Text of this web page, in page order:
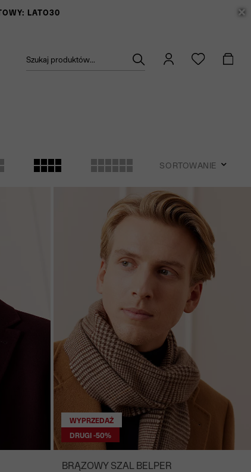
LATO30
Szukaj produktów...
SORTOWANIE
WYPRZEDAŻ
DRUGI -50%
BRĄZOWY SZAL BELPER